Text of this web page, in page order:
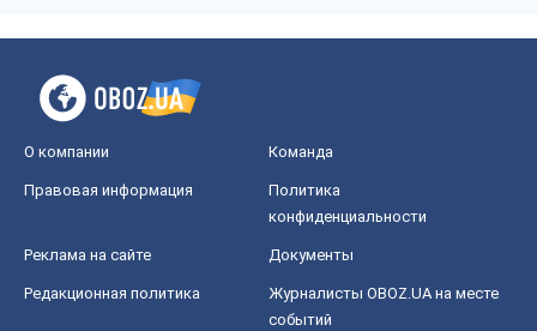
О компании Команда
Правовая информация
Политика
конфиденциальности
Реклама на сайте Документы
Редакционная политика
Журналисты OBOZ.UA на месте
событий